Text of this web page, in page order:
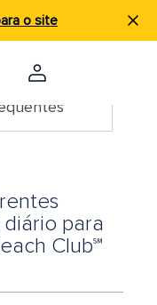
o site
para
Club℠